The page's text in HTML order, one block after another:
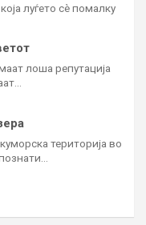
луѓето сè помалку
лоша репутација
територија во